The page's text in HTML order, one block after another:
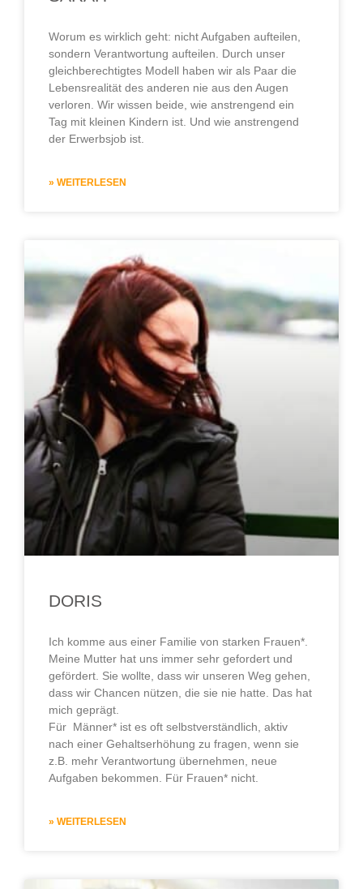
Worum es wirklich geht: nicht Aufgaben aufteilen,
sondern Verantwortung aufteilen. Durch unser
gleichberechtigtes Modell haben wir als Paar die
Lebensrealität des anderen nie aus den Augen
verloren. Wir wissen beide, wie anstrengend ein
Tag mit kleinen Kindern ist. Und wie anstrengend
der Erwerbsjob ist.
» WEITERLESEN
DORIS
Ich komme aus einer Familie von starken Frauen*.
Meine Mutter hat uns immer sehr gefordert und
gefördert. Sie wollte, dass wir unseren Weg gehen,
dass wir Chancen nützen, die sie nie hatte. Das hat
mich geprägt.
Für Männer* ist es oft selbstverständlich, aktiv
nach einer Gehaltserhöhung zu fragen, wenn sie
z.B. mehr Verantwortung übernehmen, neue
Aufgaben bekommen. Für Frauen* nicht.
» WEITERLESEN